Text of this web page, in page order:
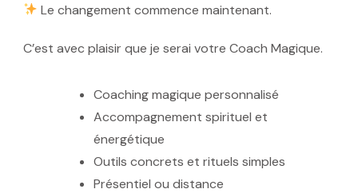
Le changement commence maintenant.
C’est avec plaisir que je serai votre Coach Magique.
Coaching magique personnalisé
Accompagnement spirituel et
énergétique
Outils concrets et rituels simples
Présentiel ou distance